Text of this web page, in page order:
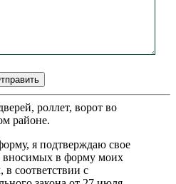
я подтверждаю свое
вносимых в форму моих
соответствии с